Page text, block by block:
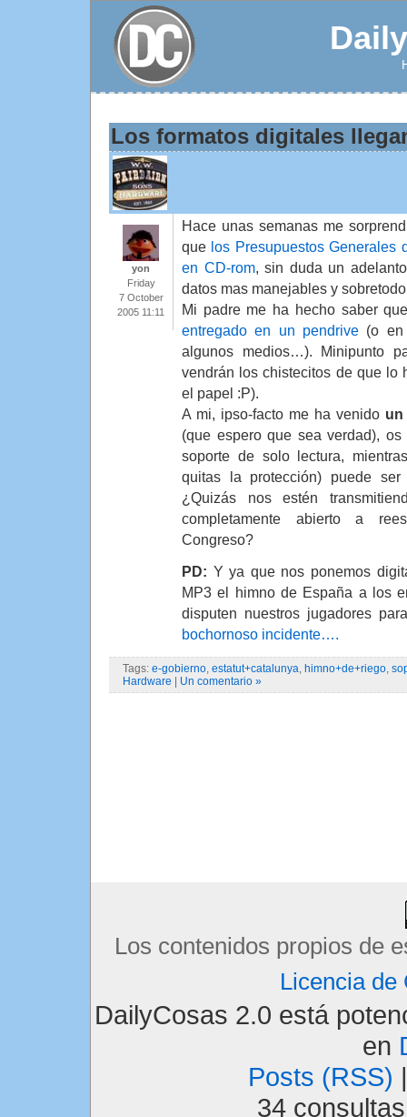
Los formatos digitales
yon
Friday
7 October
2005 11:11
Hace unas semanas me
que los Presupuestos Generales
en CD-rom, sin duda un
datos mas manejables y
Mi padre me ha hecho saber
entregado en un pendrive (o
algunos medios…). Minipunto
vendrán los chistecitos de que lo
el papel :P).
A mi, ipso-facto me ha venido un
(que espero que sea verdad),
soporte de solo lectura,
quitas la protección) puede
¿Quizás nos estén
completamente abierto a
Congreso?
PD: Y ya que nos ponemos
MP3 el himno de España a los
disputen nuestros jugadores
bochornoso incidente….
Tags: e-gobierno estatut+catalunya himno+de+riego
Hardware | Un comentario »
Los contenidos propios de
Licencia de
DailyCosas 2.0 está
en
Posts (RSS)
34